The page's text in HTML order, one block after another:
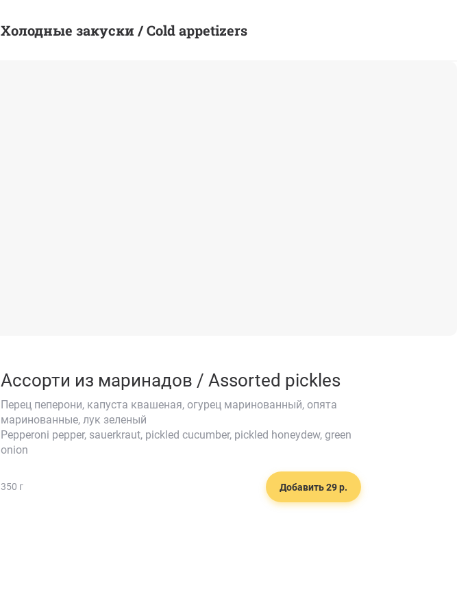
Холодные закуски / Cold appetizers
Ассорти из маринадов / Assorted pickles
Перец пеперони, капуста квашеная, огурец маринованный, опята
маринованные, лук зеленый
Pepperoni pepper, sauerkraut, pickled cucumber, pickled honeydew, green
onion
350 г Добавить 29 р.